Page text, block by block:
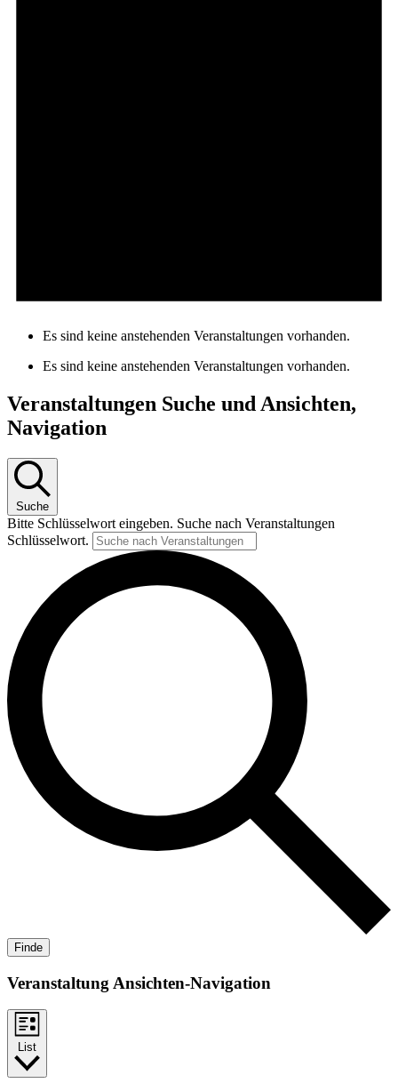
Es sind keine anstehenden Veranstaltungen vorhanden.
Es sind keine anstehenden Veranstaltungen vorhanden.
Veranstaltungen Suche und Ansichten,
Navigation
Suche
Bitte Schlüsselwort eingeben. Suche nach Veranstaltungen
Schlüsselwort.
Finde
Veranstaltung Ansichten-Navigation
List